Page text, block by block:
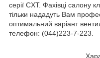
серії CXT. Фахівці салону
тільки нададуть Вам
оптимальний варіант
телефон: (044)223-7-223.